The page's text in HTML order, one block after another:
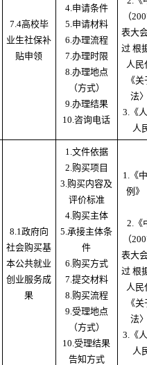
7.4高校毕
业生社保补
贴申领
4.申请条件
5.申请材料
6.办理流程
7.办理时限
8.办理地点
（方式）
9.办理结果
10.咨询电话
（
表大
过 根
人民
《
法
3.《
人
8.1政府向
社会购买基
本公共就业
创业服务成
果
1.文件依据
2.购买项目
3.购买内容及
评价标准
4.购买主体
5.承接主体条
件
6.购买方式
7.提交材料
8.购买流程
9.受理地点
（方式）
10.受理结果
告知方式
1.《
例》
2.《
（
表大
过 根
人民
《
法
3.《
人